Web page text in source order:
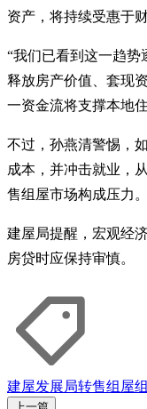
资产，将持续受惠于
“我们已看到这一趋
释放房产价值、套现
一资金流将支撑本地
不过，孙燕清警惕，
成本，并冲击就业，
售组屋市场构成压力。
建屋局提醒，宏观经
房贷时应保持审慎。
建屋发展局转售组屋